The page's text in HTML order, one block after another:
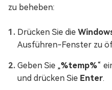
zu beheben:
Drücken Sie die
Ausführen-Fenster zu
Geben Sie „%temp%“
und drücken Sie Enter.